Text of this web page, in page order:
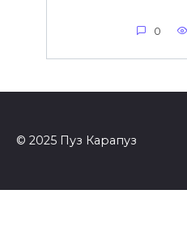
0
© 2025 Пуз Карапуз